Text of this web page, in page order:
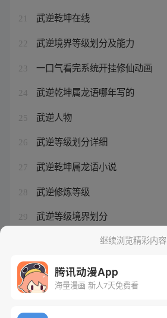
21 武逆乾坤在线
22 武逆境界等级划分及能力
23 一口气看完系统开挂修仙动画
24 武逆乾坤属龙语哪年写的
25 武逆人物
26 武逆等级划分详细
27 武逆乾坤属龙语小说
28 武逆修炼等级
29 武逆等级境界划分
武逆小说等级划分继续浏览精彩内容
腾讯动漫App
海量漫画 新人7天免费看